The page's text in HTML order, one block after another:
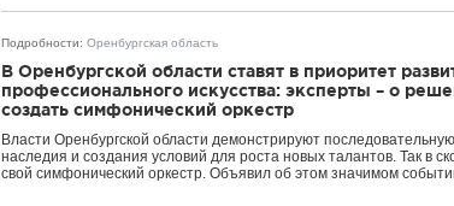
Подробности: Оренбургская область
В Оренбургской области ставят в приоритет
профессионального искусства: эксперты – о
создать симфонический оркестр
Власти Оренбургской области демонстрируют
наследия и создания условий для роста новых талантов. Так в
свой симфонический оркестр. Объявил об этом значимом